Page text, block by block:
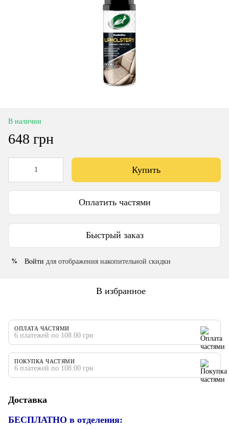
В наличии
648 грн
Купить
Оплатить частями
Быстрый заказ
% Войти для отображения накопительной скидки
В избранное
ОПЛАТА ЧАСТЯМИ
6 платежей по 108.00 грн
ПОКУПКА ЧАСТЯМИ
6 платежей по 108.00 грн
Доставка
БЕСПЛАТНО в отделения: